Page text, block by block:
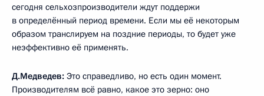
сегодня сельхозпроизводители ждут поддержи
в определённый период времени. Если мы её некоторым
образом транслируем на поздние периоды, то будет уже
неэффективно её применять.
Д.Медведев: Это справедливо, но есть один момент.
Производителям всё равно, какое это зерно: оно